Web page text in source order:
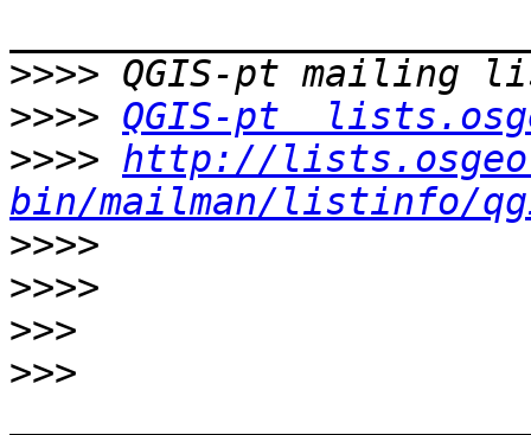
>>>>
>>>> QGIS-pt
>>>> http://
bin/mailman/listinfo/
>>>>
>>>>
>>>
>>>